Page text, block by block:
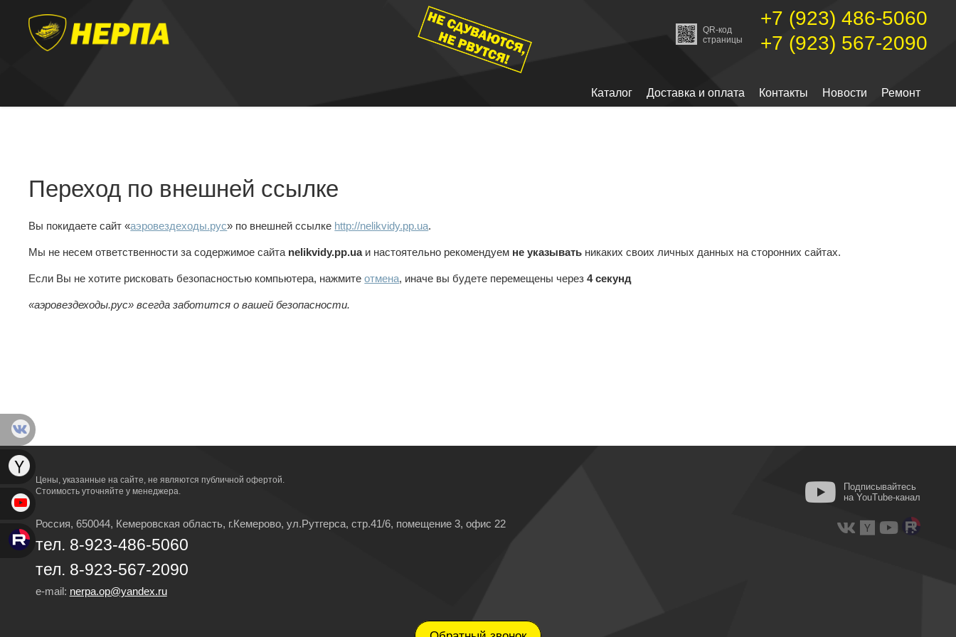
QR-код
страницы
+7 (923) 486-5060
+7 (923) 567-2090
Каталог Доставка и оплата Контакты Новости Ремонт
Переход по внешней ссылке
Вы покидаете сайт «аэровездеходы.рус» по внешней ссылке http://nelikvidy.pp.ua.
Мы не несем ответственности за содержимое сайта nelikvidy.pp.uaи настоятельно рекомендуем не указывать никаких своих личных данных на сторонних сайтах.
Если Вы не хотите рисковать безопасностью компьютера, нажмитеотмена, иначе вы будете перемещены через4секунд
«аэровездеходы.рус» всегда заботится о вашей безопасности.
Цены, указанные на сайте, не являются публичной офертой.
Стоимость уточняйте у менеджера.
Россия, 650044, Кемеровская область, г.Кемерово, ул.Рутгерса, стр.41/6, помещение 3, офис 22
тел. 8-923-486-5060
тел. 8-923-567-2090
e-mail: nerpa.op@yandex.ru
Подписывайтесь
на YouTube-канал